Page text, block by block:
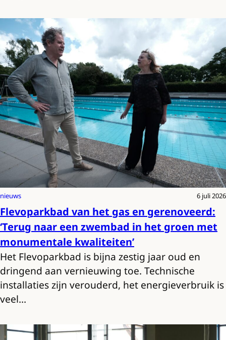
nieuws 6 juli 2026
Flevoparkbad van het gas en gerenoveerd:
‘Terug naar een zwembad in het groen met
monumentale kwaliteiten’
Het Flevoparkbad is bijna zestig jaar oud en
dringend aan vernieuwing toe. Technische
installaties zijn verouderd, het energieverbruik is
veel…